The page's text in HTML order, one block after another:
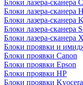
Блоки лазера-сканера
Блоки лазера-сканера
Блоки лазера-сканера
Блоки лазера-сканера
Блоки лазера-сканера
Блоки проявки и
Блоки проявки Canon
Блоки проявки Epson
Блоки проявки HP
Блоки проявки